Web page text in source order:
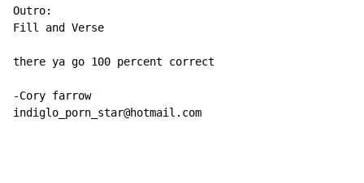
Outro:
Fill and Verse
there ya go 100 percent correct
-Cory farrow
indiglo_porn_star@hotmail.com